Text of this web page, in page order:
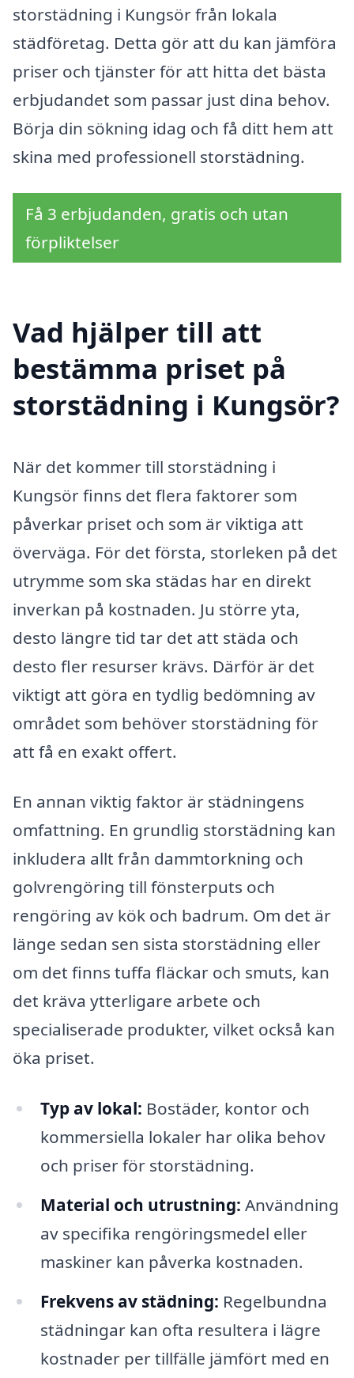
storstädning i Kungsör från lokala
städföretag. Detta gör att du kan jämföra
priser och tjänster för att hitta det bästa
erbjudandet som passar just dina behov.
Börja din sökning idag och få ditt hem att
skina med professionell storstädning.
Få 3 erbjudanden, gratis och utan
förpliktelser
Vad hjälper till att
bestämma priset på
storstädning i Kungsör?
När det kommer till storstädning i
Kungsör finns det flera faktorer som
påverkar priset och som är viktiga att
överväga. För det första, storleken på det
utrymme som ska städas har en direkt
inverkan på kostnaden. Ju större yta,
desto längre tid tar det att städa och
desto fler resurser krävs. Därför är det
viktigt att göra en tydlig bedömning av
området som behöver storstädning för
att få en exakt offert.
En annan viktig faktor är städningens
omfattning. En grundlig storstädning kan
inkludera allt från dammtorkning och
golvrengöring till fönsterputs och
rengöring av kök och badrum. Om det är
länge sedan sen sista storstädning eller
om det finns tuffa fläckar och smuts, kan
det kräva ytterligare arbete och
specialiserade produkter, vilket också kan
öka priset.
Typ av lokal: Bostäder, kontor och
kommersiella lokaler har olika behov
och priser för storstädning.
Material och utrustning: Användning
av specifika rengöringsmedel eller
maskiner kan påverka kostnaden.
Frekvens av städning: Regelbundna
städningar kan ofta resultera i lägre
kostnader per tillfälle jämfört med en